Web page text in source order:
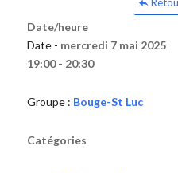
Date/heure
Date - mercredi 7 mai 2025
19:00 - 20:30
Groupe : Bouge-St Luc
Catégories